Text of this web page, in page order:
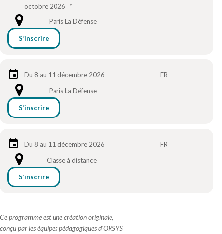
octobre 2026
*
Paris La Défense
S’inscrire
Du 8 au 11 décembre 2026
FR
Paris La Défense
S’inscrire
Du 8 au 11 décembre 2026
FR
Classe à distance
S’inscrire
Ce programme est une création originale,
conçu par les équipes pédagogiques d'ORSYS